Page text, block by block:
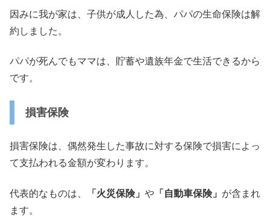
因みに我が家は、子供が成人した為、 パパの生命保険は解
約しました。
パパが死んでもママは、貯蓄や遺族年金で生活できるから
です。
損害保険
損害保険は、 偶然発生した事故に対する保険で損害によっ
て支払われる金額が変わります。
代表的なものは、 「火災保険」 や 「自動車保険」 が含まれ
ます。